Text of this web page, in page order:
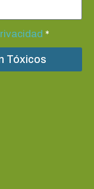
*
Tóxicos